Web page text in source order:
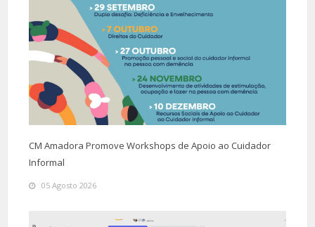
CM Amadora Promove Workshops de Apoio ao Cuidador
Informal
05 Agosto 2026